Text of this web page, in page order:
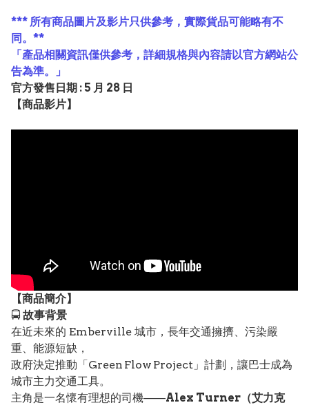
*** 所有商品圖片及影片只供參考，實際貨品可能略有不
同。**
「產品相關資訊僅供參考，詳細規格與內容請以官方網站公
告為準。」
官方發售日期 : 5 月 28 日
【商品影片】
【商品簡介】
🚍 故事背景
在近未來的 Emberville 城市，長年交通擁擠、污染嚴
重、能源短缺，
政府決定推動「Green Flow Project」計劃，讓巴士成為
城市主力交通工具。
主角是一名懷有理想的司機——Alex Turner（艾力克